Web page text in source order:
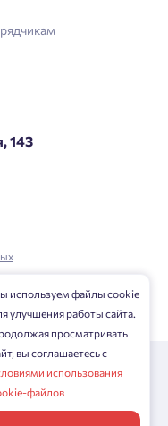
143
корпорация
используем файлы cookie
улучшения работы сайта.
просматривать
вы соглашаетесь с
использования
файлов